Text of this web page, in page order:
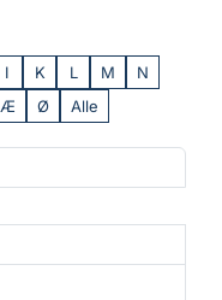
I K L M
N
Æ Ø Alle